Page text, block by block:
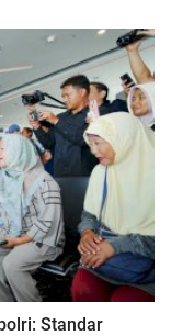
Standar